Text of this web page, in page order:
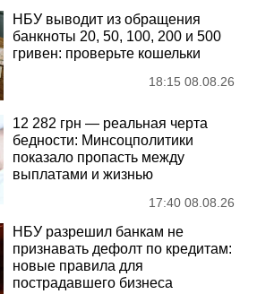
НБУ выводит из обращения
банкноты 20, 50, 100, 200 и 500
гривен: проверьте кошельки
18:15 08.08.26
12 282 грн — реальная черта
бедности: Минсоцполитики
показало пропасть между
выплатами и жизнью
17:40 08.08.26
НБУ разрешил банкам не
признавать дефолт по кредитам:
новые правила для
пострадавшего бизнеса